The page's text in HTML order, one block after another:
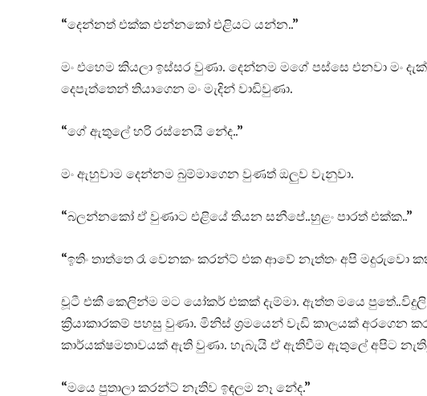
“දෙන්නත් එක්ක එන්නකෝ එළියට යන්න..”
මං එහෙම කියලා ඉස්සර වුණා. දෙන්නම මගේ පස්සෙ එනවා මං
දෙපැත්තෙන් තියාගෙන මං මැදින් වාඩිවුණා.
“ගේ ඇතුලේ හරි රස්නෙයි නේද..”
මං ඇහුවාම දෙන්නම බුම්මාගෙන වුණත් ඔලුව වැනුවා.
“බලන්නකෝ ඒ වුණාට එළියේ තියන සනීපේ..හුළං පාරත් එක්ක..”
“ඉතිං තාත්තෙ රෑ වෙනකං කරන්ට් එක ආවේ නැත්තං අපි මදුරුවො
චූටී එකී කෙලින්ම මට යෝකර් එකක් දැම්මා. ඇත්ත මයෙ
ක්‍රියාකාරකම් පහසු වුණා. මිනිස් ශ්‍රමයෙන් වැඩි කාලයක්
කාර්යක්ෂමතාවයක් ඇති වුණා. හැබැයි ඒ ඇතිවීම ඇතුලේ අපිට
“මයෙ පුතාලා කරන්ට් නැතිව ඉඳලම නෑ නේද.”